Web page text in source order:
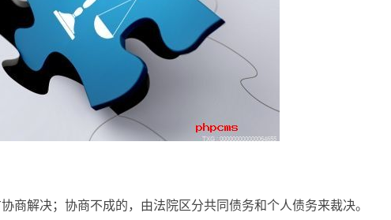
商解决；协商不成的，由法院区分共同债务和个人债务来裁决。